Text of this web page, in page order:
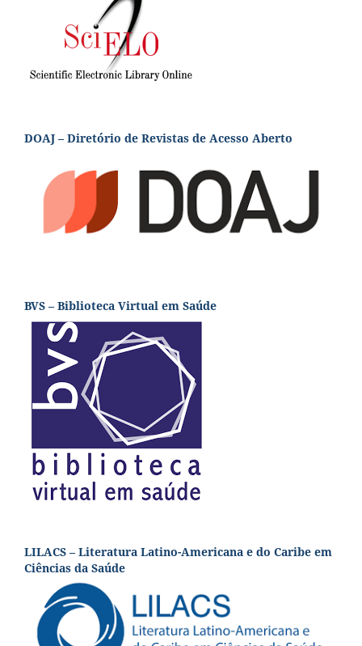
DOAJ – Diretório de Revistas de Acesso Aberto
BVS – Biblioteca Virtual em Saúde
LILACS – Literatura Latino-Americana e do Caribe em
Ciências da Saúde